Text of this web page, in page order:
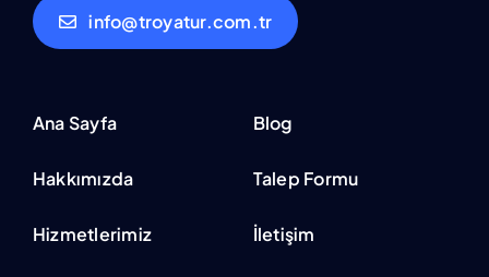
info@troyatur.com.tr
Ana Sayfa
Hakkımızda
Hizmetlerimiz
Blog
Talep Formu
İletişim